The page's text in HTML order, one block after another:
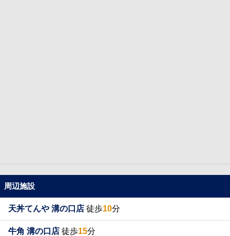
周辺施設
天丼てんや 溝の口店 徒歩10分
牛角 溝の口店 徒歩15分